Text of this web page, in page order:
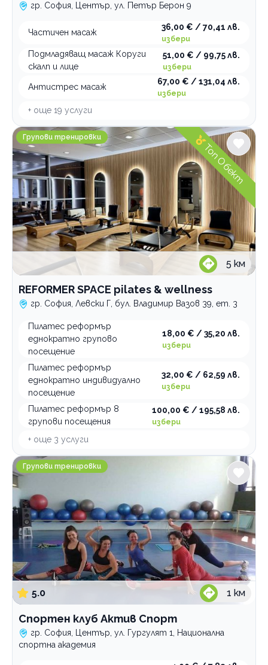
гр. София, Център, ул. Петър Берон 9
Частичен масаж
36,00 € / 70,41 лв.
избери
Подмладяващ масаж Коруги
скалп и лице
51,00 € / 99,75 лв.
избери
Антистрес масаж
67,00 € / 131,04 лв.
избери
+ още 19 услуги
REFORMER SPACE pilates & wellness
Групови тренировки
5 км
REFORMER SPACE pilates & wellness
гр. София, Левски Г, бул. Владимир Вазов 39, ет. 3
Пилатес реформър
еднократно групово
посещение
18,00 € / 35,20 лв.
избери
Пилатес реформър
еднократно индивидуално
посещение
32,00 € / 62,59 лв.
избери
Пилатес реформър 8
групови посещения
100,00 € / 195,58 лв.
избери
+ още 3 услуги
Топ Обект
Спортен клуб Актив Спорт
Групови тренировки
5.0 1 км
Спортен клуб Актив Спорт
гр. София, Център, ул. Гургулят 1, Национална
спортна академия